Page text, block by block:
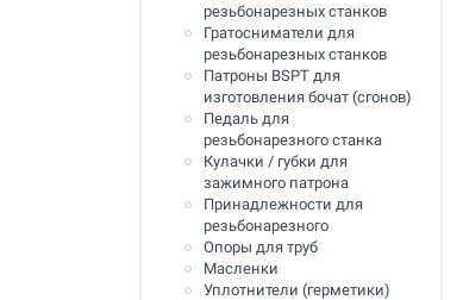
Инструмент для пайки, сварки и
резки. Припой и флюс
Оборудование для сварки
полимеров
Оборудование для
телеинспекции трубопроводов
Малая дорожная техника
Алмазные диски
Плиткорезы
резьбонарезных станков
Гратосниматели для
резьбонарезных станков
Патроны BSPT для
изготовления бочат (сгонов)
Педаль для
резьбонарезного станка
Кулачки / губки для
зажимного патрона
Принадлежности для
резьбонарезного
Опоры для труб
Масленки
Уплотнители (герметики)